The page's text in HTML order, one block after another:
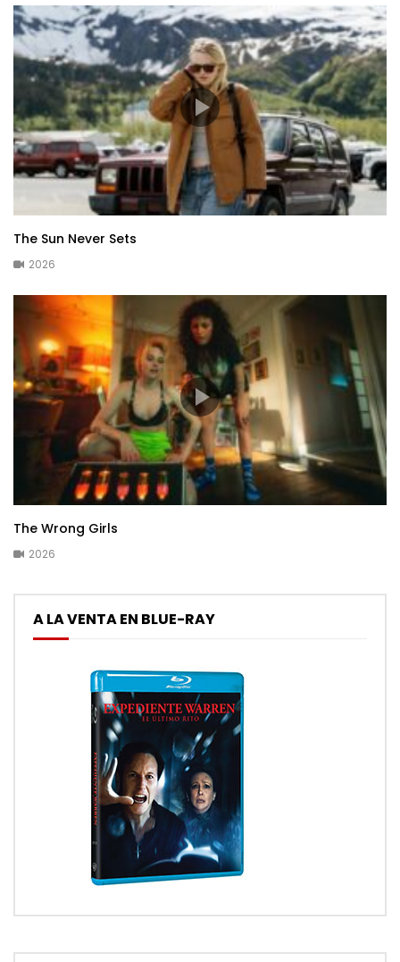
The Sun Never Sets
2026
The Wrong Girls
2026
A LA VENTA EN BLUE-RAY